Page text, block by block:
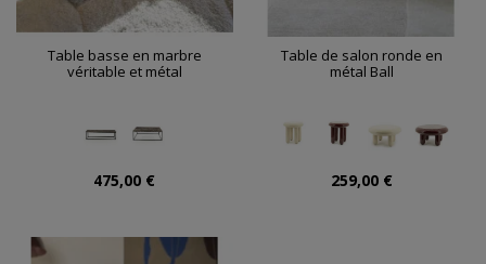
Table basse en marbre
véritable et métal
475,00 €
Table de salon ronde en
métal Ball
259,00 €